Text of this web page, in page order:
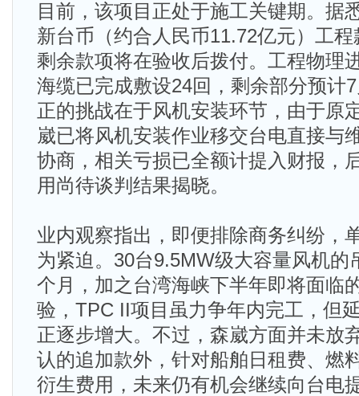
目前，该项目正处于施工关键期。据
新台币（约合人民币11.72亿元）工
剩余款项将在验收后拨付。工程物理
海缆已完成敷设24回，剩余部分预计
正的挑战在于风机安装环节，由于原
崴已将风机安装作业移交台电直接与
协商，相关亏损已全额计提入财报，
用尚待谈判结果揭晓。
业内观察指出，即便排除商务纠纷，
为紧迫。30台9.5MW级大容量风机的
个月，加之台湾海峡下半年即将面临
验，TPC II项目虽力争年内完工，但
正逐步增大。不过，森崴方面并未放
认的追加款外，针对船舶日租费、燃
衍生费用，未来仍有机会继续向台电